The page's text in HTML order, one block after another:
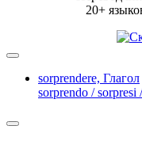
20+
sorprendere, Глагол
sorprendo / sorpresi